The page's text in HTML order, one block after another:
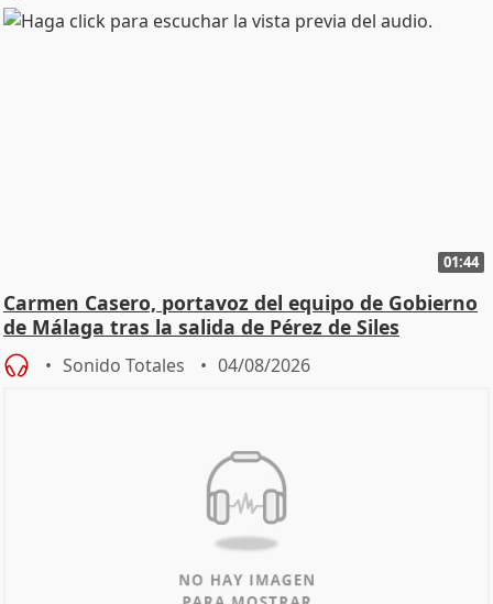
01:44
Carmen Casero, portavoz del equipo de Gobierno
de Málaga tras la salida de Pérez de Siles
Sonido Totales 04/08/2026